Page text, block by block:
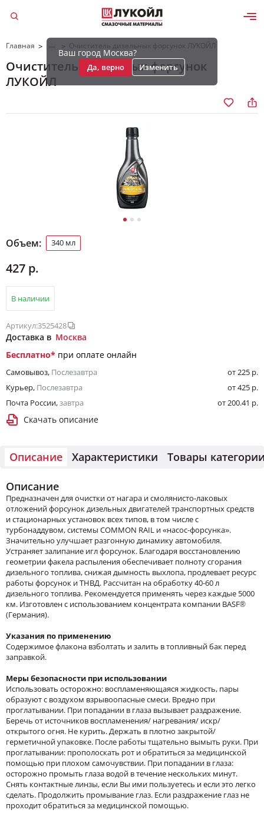
Ваш город Москва?
Да, верно Изменить
Главная > > Очиститель дизельных форсунок ЛУКОЙЛ
Очиститель дизельных форсунок
ЛУКОЙЛ
Объем: 340 мл
427 р.
В наличии
Артикул:3525428
Доставка в Москва
Бесплатно* при оплате онлайн
Самовывоз, Послезавтра
от 225 р.
Курьер, Послезавтра
от 425 р.
Почта России,завтра от 200.41 р.
Скачать описание
Описание Характеристики Товары
Описание
Предназначен для очистки от нагара и смолянисто-лаковых
отложений форсунок дизельных двигателей транспортных средств
и стационарных установок всех типов, в том числе с
турбонаддувом, системы COMMON RAIL и «насос-форсунка».
Значительно улучшает разгонную динамику автомобиля.
Устраняет залипание игл форсунок. Благодаря восстановлению
геометрии факела распыления обеспечивает полноту сгорания
дизельного топлива, снижая дымность выхлопа, продлевает ресурс
работы форсунок и ТНВД. Рассчитан на обработку 40-60 л
дизельного топлива. Рекомендуется применять через каждые 5000
км. Изготовлен с использованием концентрата компании BASF®
(Германия).
Указания по применению
Содержимое флакона взболтать и залить в топливный бак перед
заправкой.
Меры безопасности при использовании
Использовать осторожно: воспламеняющаяся жидкость, пары
образуют с воздухом взрывоопасные смеси. Вредно при
проглатывании. При попадании в глаза вызывает раздражение.
Беречь от источников воспламенения/ нагревания/ искр/
открытого огня. Не курить. Держать в плотно закрытой/
герметичной упаковке. После работы тщательно вымыть руки. При
проглатывании: прополоскать рот и обратиться за медицинской
помощью при плохом самочувствии. При попадании в глаза:
осторожно промыть глаза водой в течение нескольких минут.
Снять контактные линзы, если Вы ими пользуетесь и если это легко
сделать. Продолжить промывание глаз. Если раздражение глаз не
проходит обратиться за медицинской помощью.